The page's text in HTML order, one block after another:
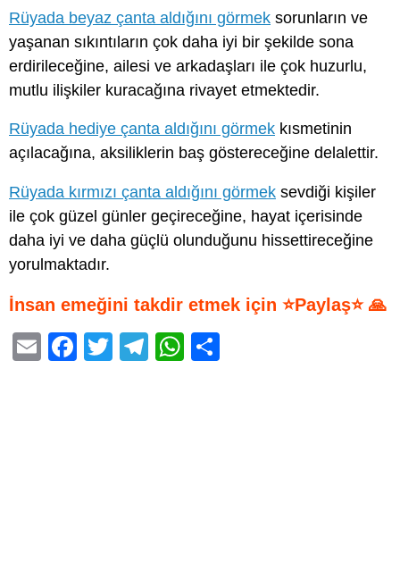
Rüyada beyaz çanta aldığını görmek sorunların ve
yaşanan sıkıntıların çok daha iyi bir şekilde sona
erdirileceğine, ailesi ve arkadaşları ile çok huzurlu,
mutlu ilişkiler kuracağına rivayet etmektedir.
Rüyada hediye çanta aldığını görmek kısmetinin
açılacağına, aksiliklerin baş göstereceğine delalettir.
Rüyada kırmızı çanta aldığını görmek sevdiği kişiler
ile çok güzel günler geçireceğine, hayat içerisinde
daha iyi ve daha güçlü olunduğunu hissettireceğine
yorulmaktadır.
İnsan emeğini takdir etmek için ⭐Paylaş⭐ 🙏
E
F
T
T
W